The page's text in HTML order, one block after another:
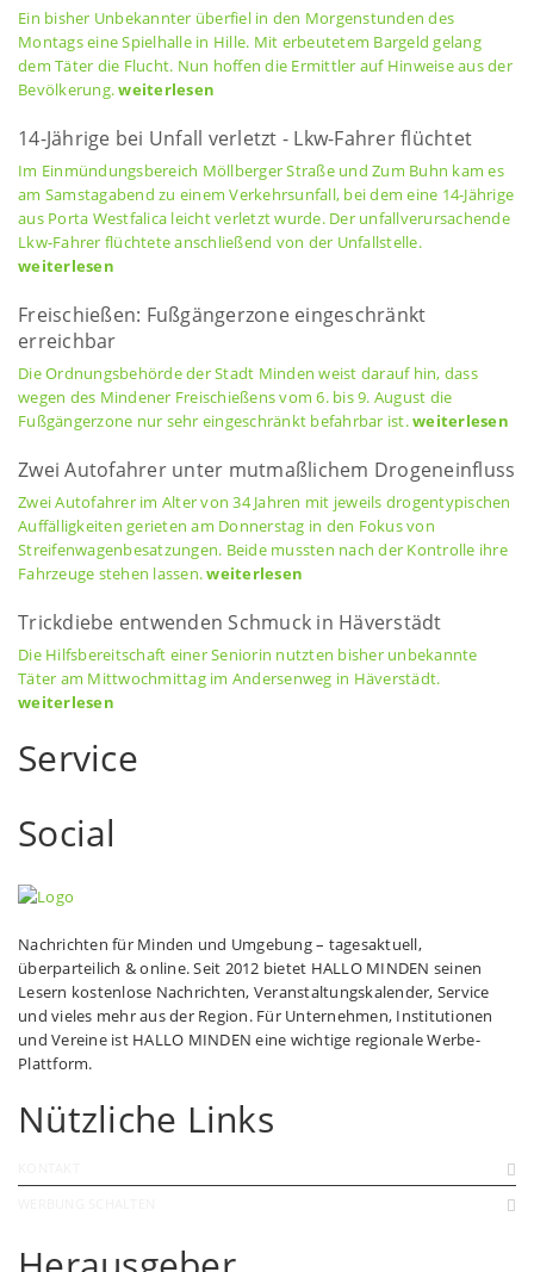
Ein bisher Unbekannter überfiel in den Morgenstunden des
Montags eine Spielhalle in Hille. Mit erbeutetem Bargeld gelang
dem Täter die Flucht. Nun hoffen die Ermittler auf Hinweise aus der
Bevölkerung.weiterlesen
14-Jährige bei Unfall verletzt - Lkw-Fahrer flüchtet
Im Einmündungsbereich Möllberger Straße und Zum Buhn kam es
am Samstagabend zu einem Verkehrsunfall, bei dem eine 14-Jährige
aus Porta Westfalica leicht verletzt wurde. Der unfallverursachende
Lkw-Fahrer flüchtete anschließend von der Unfallstelle.
weiterlesen
Freischießen: Fußgängerzone eingeschränkt
erreichbar
Die Ordnungsbehörde der Stadt Minden weist darauf hin, dass
wegen des Mindener Freischießens vom 6. bis 9. August die
Fußgängerzone nur sehr eingeschränkt befahrbar ist.weiterlesen
Zwei Autofahrer unter mutmaßlichem Drogeneinfluss
Zwei Autofahrer im Alter von 34 Jahren mit jeweils drogentypischen
Auffälligkeiten gerieten am Donnerstag in den Fokus von
Streifenwagenbesatzungen. Beide mussten nach der Kontrolle ihre
Fahrzeuge stehen lassen.weiterlesen
Trickdiebe entwenden Schmuck in Häverstädt
Die Hilfsbereitschaft einer Seniorin nutzten bisher unbekannte
Täter am Mittwochmittag im Andersenweg in Häverstädt.
weiterlesen
Service
Social
Nachrichten für Minden und Umgebung – tagesaktuell,
überparteilich & online. Seit 2012 bietet HALLO MINDEN seinen
Lesern kostenlose Nachrichten, Veranstaltungskalender, Service
und vieles mehr aus der Region. Für Unternehmen, Institutionen
und Vereine ist HALLO MINDEN eine wichtige regionale Werbe-
Plattform.
Nützliche Links